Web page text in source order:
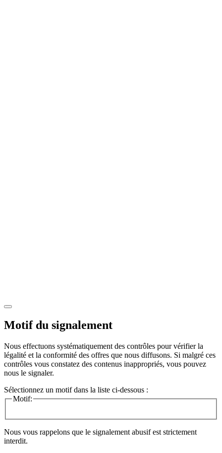
Motif du signalement
Nous effectuons systématiquement des contrôles pour vérifier la
légalité et la conformité des offres que nous diffusons. Si malgré ces
contrôles vous constatez des contenus inappropriés, vous pouvez
nous le signaler.
Sélectionnez un motif dans la liste ci-dessous :
Motif:
Nous vous rappelons que le signalement abusif est strictement
interdit.